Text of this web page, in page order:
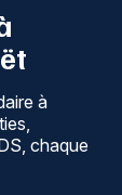
à
chaque